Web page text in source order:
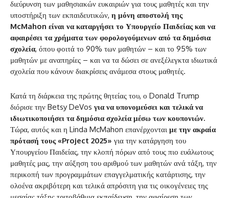
διεύρυνση των μαθησιακών ευκαιριών για τους μαθητές και την
υποστήριξη των εκπαιδευτικών, η μόνη αποστολή της
McMahon είναι να καταργήσει το Υπουργείο Παιδείας και να
αφαιρέσει τα χρήματα των φορολογούμενων από τα δημόσια
σχολεία, όπου φοιτά το 90% των μαθητών – και το 95% των
μαθητών με αναπηρίες – και να τα δώσει σε ανεξέλεγκτα ιδιωτικά
σχολεία που κάνουν διακρίσεις ανάμεσα στους μαθητές.
Κατά τη διάρκεια της πρώτης θητείας του, ο Donald Trump
διόρισε την Betsy DeVos για να υπονομεύσει και τελικά να
ιδιωτικοποιήσει τα δημόσια σχολεία μέσω των κουπονιών.
Τώρα, αυτός και η Linda McMahon επανέρχονται με την ακραία
πρότασή τους «Project 2025» για την κατάργηση του
Υπουργείου Παιδείας, την κλοπή πόρων από τους πιο ευάλωτους
μαθητές μας, την αύξηση του αριθμού των μαθητών ανά τάξη, την
περικοπή των προγραμμάτων επαγγελματικής κατάρτισης, την
ολοένα ακριβότερη και τελικά απρόσιτη για τις οικογένειες της